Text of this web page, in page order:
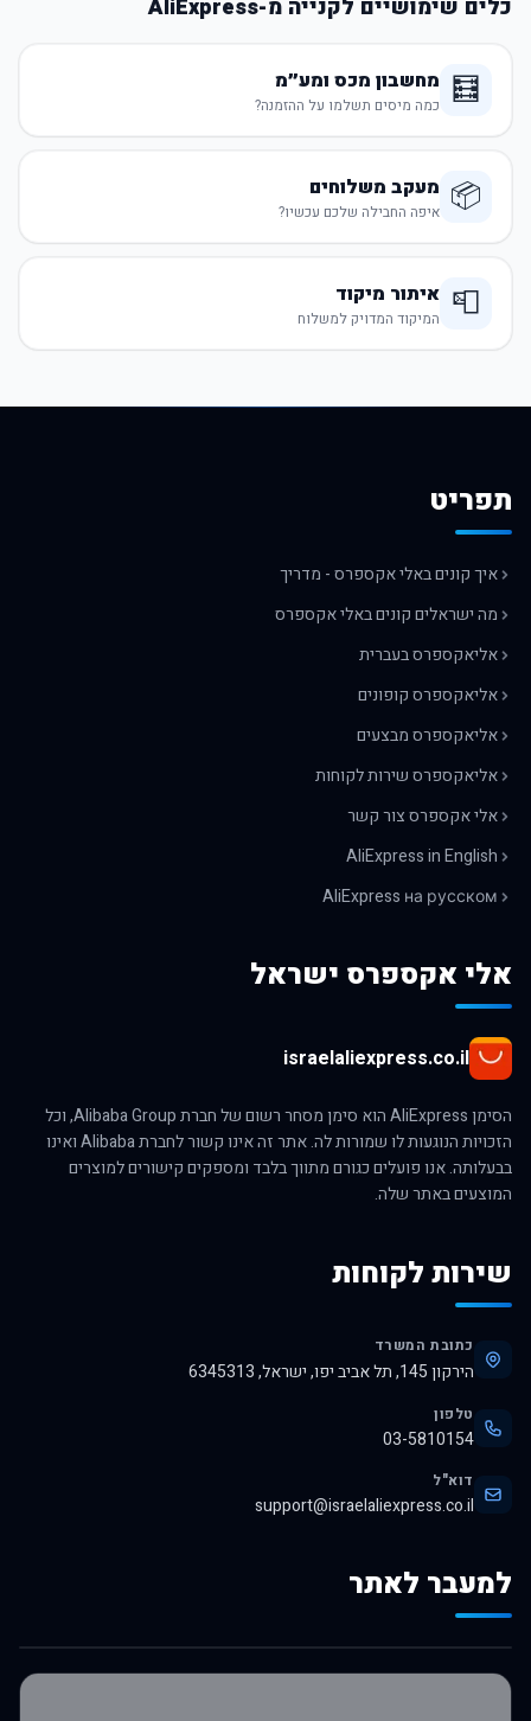
כלים שימושיים לקנייה מ-AliExpress
🧮 מחשבון מכס ומע״מ
כמה מיסים תשלמו על ההזמנה?
📦 מעקב משלוחים
איפה החבילה שלכם עכשיו?
📮 איתור מיקוד
המיקוד המדויק למשלוח
תפריט
איך קונים באלי אקספרס - מדריך
מה ישראלים קונים באלי אקספרס
אליאקספרס בעברית
אליאקספרס קופונים
אליאקספרס מבצעים
אליאקספרס שירות לקוחות
אלי אקספרס צור קשר
AliExpress in English
AliExpress на русском
אלי אקספרס ישראל
israelaliexpress.co.il
הסימן AliExpress הוא סימן מסחר רשום של חברת Alibaba Group, וכל
הזכויות הנוגעות לו שמורות לה. אתר זה אינו קשור לחברת Alibaba ואינו
בבעלותה. אנו פועלים כגורם מתווך בלבד ומספקים קישורים למוצרים
המוצעים באתר שלה.
שירות לקוחות
כתובת המשרד
הירקון 145, תל אביב יפו, ישראל, 6345313
טלפון
03-5810154
דוא"ל
support@israelaliexpress.co.il
למעבר לאתר
לרכישה באלי אקספרס